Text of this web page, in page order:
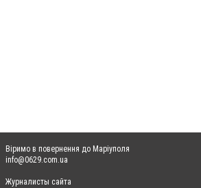
Віримо в повернення до Маріуполя
info@0629.com.ua
Журналисты сайта